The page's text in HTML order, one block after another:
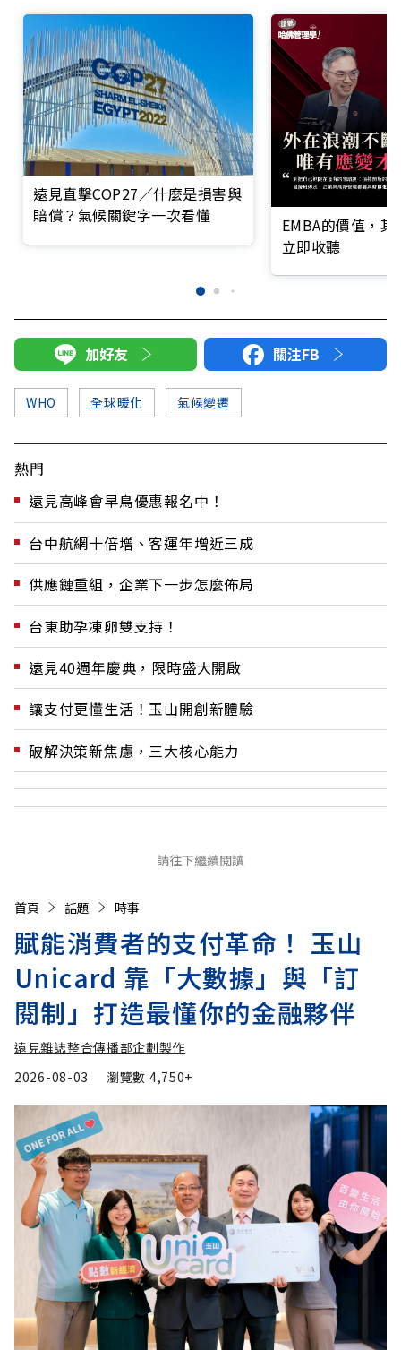
遠見直擊COP27／什麼是損害與
賠償？氣候關鍵字一次看懂
EMBA的價值，
立即收聽
加好友 關注FB
WHO 全球暖化 氣候變遷
熱門
遠見高峰會早鳥優惠報名中！
台中航網十倍增、客運年增近三成
供應鏈重組，企業下一步怎麼佈局
台東助孕凍卵雙支持！
遠見40週年慶典，限時盛大開啟
讓支付更懂生活！玉山開創新體驗
破解決策新焦慮，三大核心能力
請往下繼續閱讀
首頁 話題 時事
賦能消費者的支付革命！ 玉山
Unicard 靠「大數據」與「訂
閱制」打造最懂你的金融夥伴
遠見雜誌整合傳播部企劃製作
2026-08-03
瀏覽數 4,750+